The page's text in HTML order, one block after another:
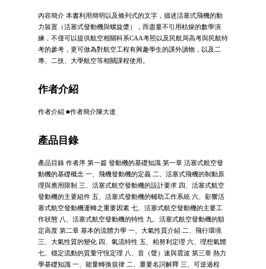
內容簡介 本書利用簡明以及條列式的文字，描述活塞式飛機的動
力裝置（活塞式發動機與螺旋槳），而盡量不引用枯燥的數學演
練，不僅可以提供航空相關科系CAA考照以及民航局高考與民航特
考的參考，更可做為對航空工程有興趣學生的課外讀物，以及二
專、二技、大學航空等相關課程使用。
作者介紹
作者介紹 ■作者簡介陳大達
產品目錄
產品目錄 作者序 第一篇 發動機的基礎知識 第一章 活塞式航空發
動機的基礎概念 一、飛機發動機的定義 二、活塞式飛機的制動原
理與應用限制 三、活塞式航空發動機的設計要求 四、活塞式航空
發動機的主要組件 五、活塞式發動機的輔助工作系統 六、影響活
塞式航空發動機運轉之重要因素 七、活塞式航空發動機的主要工
作狀態 八、活塞式航空發動機的特性 九、活塞式航空發動機的額
定高度 第二章 基本的流體力學 一、大氣性質介紹 二、飛行環境
三、大氣性質的變化 四、氣流特性 五、柏努利定理 六、理想氣體
七、穩定流動的質量守恆定理 八、音（聲）速與震波 第三章 熱力
學基礎知識 一、能量轉換規律 二、重要名詞解釋 三、可逆過程